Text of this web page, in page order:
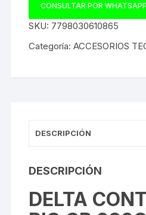
CONSULTAR POR WHATSAPP
SKU: 7798030610865
Categoría:ACCESORIOS
DESCRIPCIÓN
DESCRIPCIÓN
DELTA